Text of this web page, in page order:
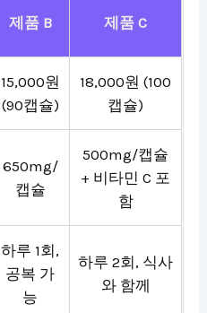
제품 B 제품 C
15,000원
(90캡슐)
18,000원 (100
캡슐)
650mg/
캡슐
500mg/캡슐
+ 비타민 C 포
함
하루 1회,
공복 가
능
하루 2회, 식사
와 함께